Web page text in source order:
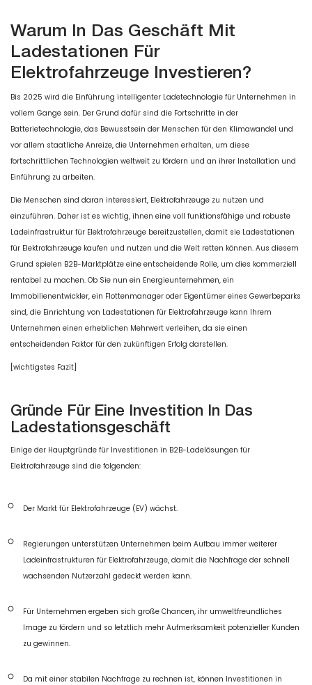
Warum In Das Geschäft Mit
Ladestationen Für
Elektrofahrzeuge Investieren?
Bis 2025 wird die Einführung intelligenter Ladetechnologie für Unternehmen in
vollem Gange sein. Der Grund dafür sind die Fortschritte in der
Batterietechnologie, das Bewusstsein der Menschen für den Klimawandel und
vor allem staatliche Anreize, die Unternehmen erhalten, um diese
fortschrittlichen Technologien weltweit zu fördern und an ihrer Installation und
Einführung zu arbeiten.
Die Menschen sind daran interessiert, Elektrofahrzeuge zu nutzen und
einzuführen. Daher ist es wichtig, ihnen eine voll funktionsfähige und robuste
Ladeinfrastruktur für Elektrofahrzeuge bereitzustellen, damit sie Ladestationen
für Elektrofahrzeuge kaufen und nutzen und die Welt retten können. Aus diesem
Grund spielen B2B-Marktplätze eine entscheidende Rolle, um dies kommerziell
rentabel zu machen. Ob Sie nun ein Energieunternehmen, ein
Immobilienentwickler, ein Flottenmanager oder Eigentümer eines Gewerbeparks
sind, die Einrichtung von Ladestationen für Elektrofahrzeuge kann Ihrem
Unternehmen einen erheblichen Mehrwert verleihen, da sie einen
entscheidenden Faktor für den zukünftigen Erfolg darstellen.
[wichtigstes Fazit]
Gründe Für Eine Investition In Das
Ladestationsgeschäft
Einige der Hauptgründe für Investitionen in B2B-Ladelösungen für
Elektrofahrzeuge sind die folgenden:
Der Markt für Elektrofahrzeuge (EV) wächst.
Regierungen unterstützen Unternehmen beim Aufbau immer weiterer
Ladeinfrastrukturen für Elektrofahrzeuge, damit die Nachfrage der schnell
wachsenden Nutzerzahl gedeckt werden kann.
Für Unternehmen ergeben sich große Chancen, ihr umweltfreundliches
Image zu fördern und so letztlich mehr Aufmerksamkeit potenzieller Kunden
zu gewinnen.
Da mit einer stabilen Nachfrage zu rechnen ist, können Investitionen in